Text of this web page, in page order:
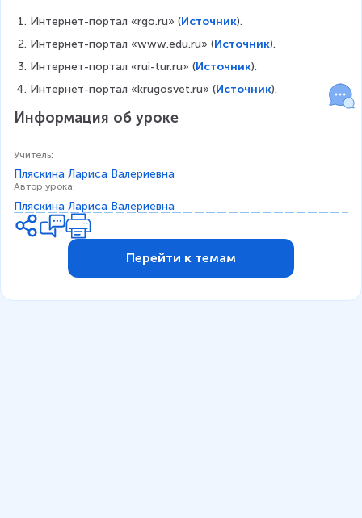
Интернет-портал «rgo.ru» (Источник).
Интернет-портал «www.edu.ru» (Источник).
Интернет-портал «rui-tur.ru» (Источник).
Интернет-портал «krugosvet.ru» (Источник).
Информация об уроке
Учитель:
Пляскина Лариса Валериевна
Автор урока:
Пляскина Лариса Валериевна
Перейти к темам